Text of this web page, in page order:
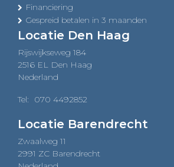
Financiering
Gespreid betalen in 3 maanden
Locatie Den Haag
Rijswijkseweg 184
2516 EL Den Haag
Nederland
Tel: 070 4492852
Locatie Barendrecht
Zwaalweg 11
2991 ZC Barendrecht